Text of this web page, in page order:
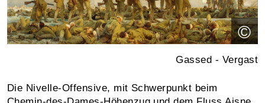
©
Gassed - Vergast
Die Nivelle-Offensive, mit Schwerpunkt beim